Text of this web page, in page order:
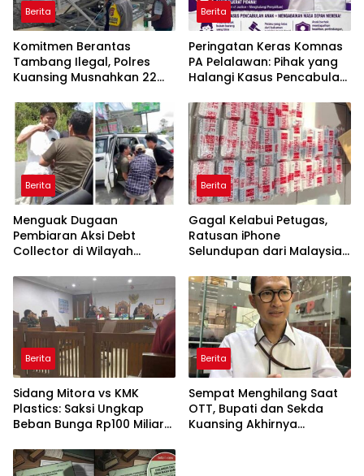
Berita
Komitmen Berantas
Tambang Ilegal, Polres
Kuansing Musnahkan 22
Berita
Peringatan Keras Komnas
PA Pelalawan: Pihak yang
Halangi Kasus Pencabulan
Berita
Menguak Dugaan
Pembiaran Aksi Debt
Collector di Wilayah
Hasundutan
Berita
Gagal Kelabui Petugas,
Ratusan iPhone
Selundupan dari Malaysia
Berita
Sidang Mitora vs KMK
Plastics: Saksi Ungkap
Beban Bunga Rp100 Miliar
di Bank Resona Perdania
Berita
Sempat Menghilang Saat
OTT, Bupati dan Sekda
Kuansing Akhirnya